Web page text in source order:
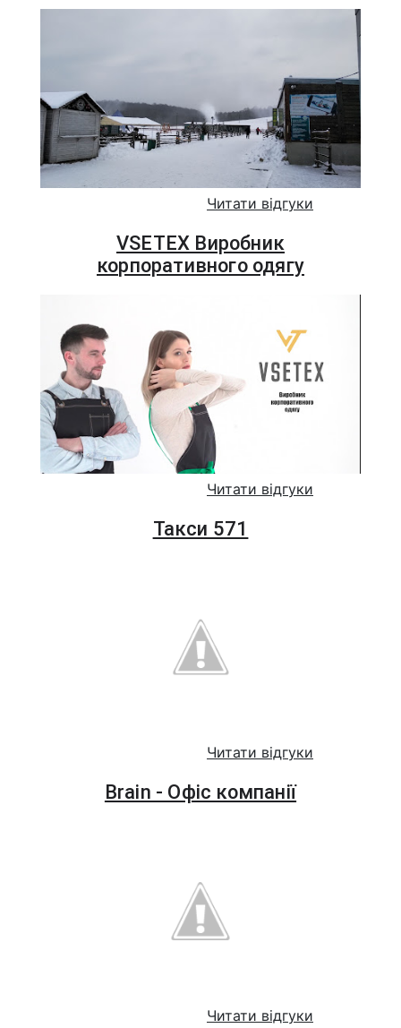
Читати відгуки
VSETEX Виробник
корпоративного одягу
Читати відгуки
Такси 571
Читати відгуки
Brain - Офіс компанії
Читати відгуки